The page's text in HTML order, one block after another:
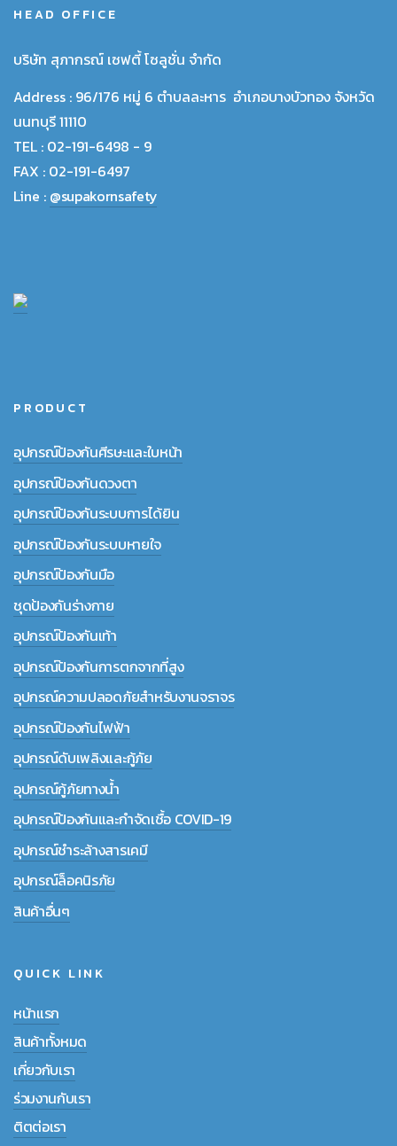
HEAD OFFICE
บริษัท สุภากรณ์ เซฟตี้ โซลูชั่น จำกัด
Address : 96/176 หมู่ 6 ตำบลละหาร อำเภอบางบัวทอง จังหวัด
นนทบุรี 11110
TEL : 02-191-6498 - 9
FAX : 02-191-6497
Line : @supakornsafety
PRODUCT
อุปกรณ์ป้องกันศีรษะและใบหน้า
อุปกรณ์ป้องกันดวงตา
อุปกรณ์ป้องกันระบบการได้ยิน
อุปกรณ์ป้องกันระบบหายใจ
อุปกรณ์ป้องกันมือ
ชุดป้องกันร่างกาย
อุปกรณ์ป้องกันเท้า
อุปกรณ์ป้องกันการตกจากที่สูง
อุปกรณ์ความปลอดภัยสำหรับงานจราจร
อุปกรณ์ป้องกันไฟฟ้า
อุปกรณ์ดับเพลิงและกู้ภัย
อุปกรณ์กู้ภัยทางน้ำ
อุปกรณ์ป้องกันและกำจัดเชื้อ COVID-19
อุปกรณ์ชำระล้างสารเคมี
อุปกรณ์ล็อคนิรภัย
สินค้าอื่นๆ
QUICK LINK
หน้าแรก
สินค้าทั้งหมด
เกี่ยวกับเรา
ร่วมงานกับเรา
ติตต่อเรา